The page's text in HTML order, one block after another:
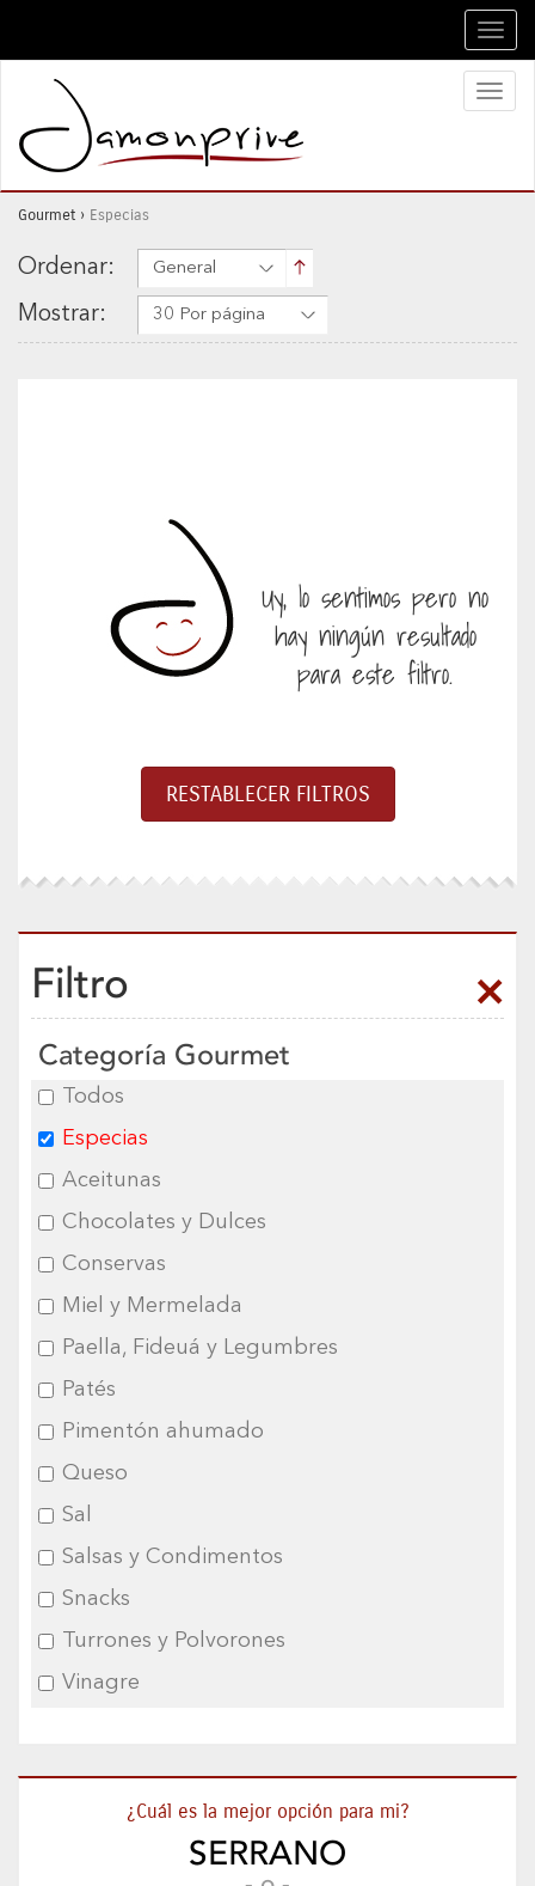
Gourmet › Especias
Ordenar: General
Mostrar: 30 Por página
Uy, lo sentimos pero no
hay ningún resultado
para este filtro.
Filtro
Categoría Gourmet
Todos
Especias
Aceitunas
Chocolates y Dulces
Conservas
Miel y Mermelada
Paella, Fideuá y Legumbres
Patés
Pimentón ahumado
Queso
Sal
Salsas y Condimentos
Snacks
Turrones y Polvorones
Vinagre
¿Cuál es la mejor opción para mi?
SERRANO